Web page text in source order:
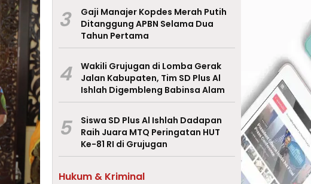
3
Gaji Manajer Kopdes Merah Putih
Ditanggung APBN Selama Dua
Tahun Pertama
4
Wakili Grujugan di Lomba Gerak
Jalan Kabupaten, Tim SD Plus Al
Ishlah Digembleng Babinsa Alam
5
Siswa SD Plus Al Ishlah Dadapan
Raih Juara MTQ Peringatan HUT
Ke-81 RI di Grujugan
Hukum & Kriminal